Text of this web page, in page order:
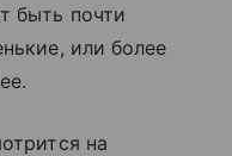
быть почти
или более
на